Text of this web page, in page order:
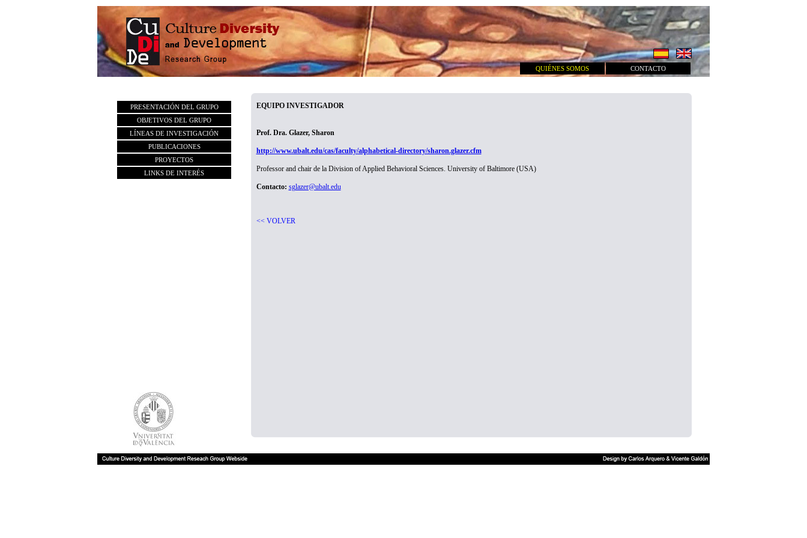
QUIÉNES SOMOS CONTACTO
PRESENTACIÓN DEL GRUPO
OBJETIVOS DEL GRUPO
LÍNEAS DE INVESTIGACIÓN
PUBLICACIONES
PROYECTOS
LINKS DE INTERÉS
EQUIPO INVESTIGADOR
Prof. Dra. Glazer, Sharon
http://www.ubalt.edu/cas/faculty/alphabetical-directory/sharon.glazer.cfm
Professor and chair de la Division of Applied Behavioral Sciences. University of Baltimore (USA)
Contacto: sglazer@ubalt.edu
<< VOLVER